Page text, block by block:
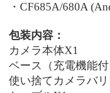
・CF685A/680A
包装内容：
カメラ本体X1
ベース（充電機能付
使い捨てカメラバ